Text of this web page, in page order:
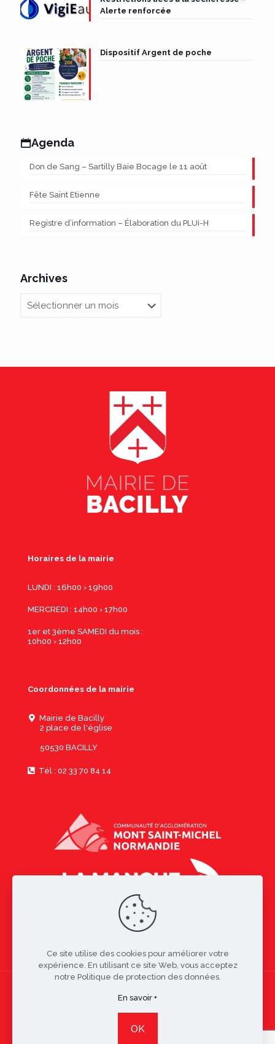
Alerte renforcée
Dispositif Argent de poche
Agenda
Don de Sang – Sartilly Baie Bocage le 11 août
Fête Saint Etienne
Registre d’information – Élaboration du PLUi-H
Archives
Archives
Horaires de la mairie
LUNDI : 16h00 › 19h00
MERCREDI : 14h00 › 17h00
1er et 3ème SAMEDI du mois :
10h00 › 12h00
Coordonnées de la mairie
Mairie de Bacilly
2 place de l'église
50530 BACILLY
Tél : 02 33 70 84 14
Politique de confidentialité
Ce site utilise des cookies pour améliorer votre
expérience. En utilisant ce site Web, vous acceptez
notre Politique de protection des données.
En savoir +
OK